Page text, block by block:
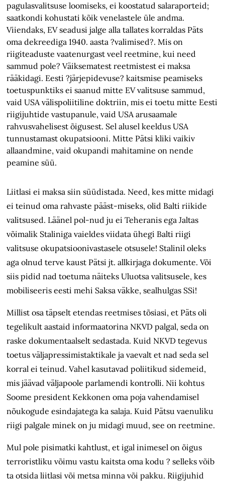
pagulasvalitsuse loomiseks, ei koostatud salaraporteid;
saatkondi kohustati kõik venelastele üle andma.
Viiendaks, EV seadusi jalge alla tallates korraldas Päts
oma dekreediga 1940. aasta ?valimised?. Mis on
riigiteaduste vaatenurgast veel reetmine, kui need
sammud pole? Väiksematest reetmistest ei maksa
rääkidagi. Eesti ?järjepidevuse? kaitsmise peamiseks
toetuspunktiks ei saanud mitte EV valitsuse sammud,
vaid USA välispoliitiline doktriin, mis ei toetu mitte Eesti
riigijuhtide vastupanule, vaid USA arusaamale
rahvusvahelisest õigusest. Sel alusel keeldus USA
tunnustamast okupatsiooni. Mitte Pätsi kliki vaikiv
allaandmine, vaid okupandi mahitamine on nende
peamine süü.
Liitlasi ei maksa siin süüdistada. Need, kes mitte midagi
ei teinud oma rahvaste pääst-miseks, olid Balti riikide
valitsused. Läänel pol-nud ju ei Teheranis ega Jaltas
võimalik Staliniga vaieldes viidata ühegi Balti riigi
valitsuse okupatsioonivastasele otsusele! Stalinil oleks
aga olnud terve kaust Pätsi jt. allkirjaga dokumente. Või
siis pidid nad toetuma näiteks Uluotsa valitsusele, kes
mobiliseeris eesti mehi Saksa väkke, sealhulgas SSi!
Millist osa täpselt etendas reetmises tõsiasi, et Päts oli
tegelikult aastaid informaatorina NKVD palgal, seda on
raske dokumentaalselt sedastada. Kuid NKVD tegevus
toetus väljapressimistaktikale ja vaevalt et nad seda sel
korral ei teinud. Vahel kasutavad poliitikud sidemeid,
mis jäävad väljapoole parlamendi kontrolli. Nii kohtus
Soome president Kekkonen oma poja vahendamisel
nõukogude esindajatega ka salaja. Kuid Pätsu vaenuliku
riigi palgale minek on ju midagi muud, see on reetmine.
Mul pole pisimatki kahtlust, et igal inimesel on õigus
terroristliku võimu vastu kaitsta oma kodu ? selleks võib
ta otsida liitlasi või metsa minna või pakku. Riigijuhid